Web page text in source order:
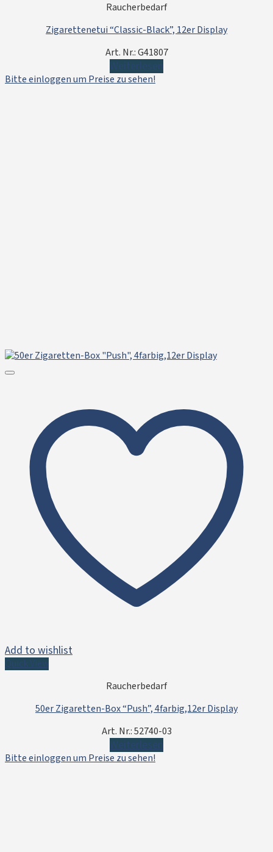
Raucherbedarf
Zigarettenetui “Classic-Black”, 12er Display
Art. Nr.: G41807
Bitte einloggen um Preise zu sehen!
Add to wishlist
Raucherbedarf
50er Zigaretten-Box “Push”, 4farbig,12er Display
Art. Nr.: 52740-03
Bitte einloggen um Preise zu sehen!